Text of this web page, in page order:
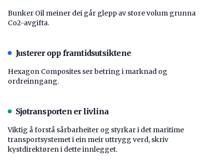
Bunker Oil meiner dei går glepp av store volum grunna
Co2-avgifta.
Justerer opp framtidsutsiktene
Hexagon Composites ser betring i marknad og
ordreinngang.
Sjøtransporten er livlina
Viktig å forstå ­sårbarheiter og styrkar i det maritime
transport­systemet i ein meir uttrygg verd, skriv
kystdirektøren i dette innlegget.